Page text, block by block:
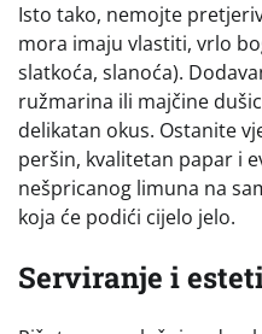
Isto tako, nemojte
mora imaju vlastiti, vrlo
slatkoća, slanoća).
ružmarina ili majčine
delikatan okus. Ostanite
peršin, kvalitetan papar i
nešpricanog limuna na
koja će podići cijelo jelo.
Serviranje i